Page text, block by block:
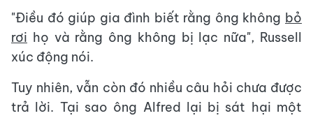
"Điều đó giúp gia đình biết rằng ông không bỏ
rơi họ và rằng ông không bị lạc nữa", Russell
xúc động nói.
Tuy nhiên, vẫn còn đó nhiều câu hỏi chưa được
trả lời. Tại sao ông Alfred lại bị sát hại một